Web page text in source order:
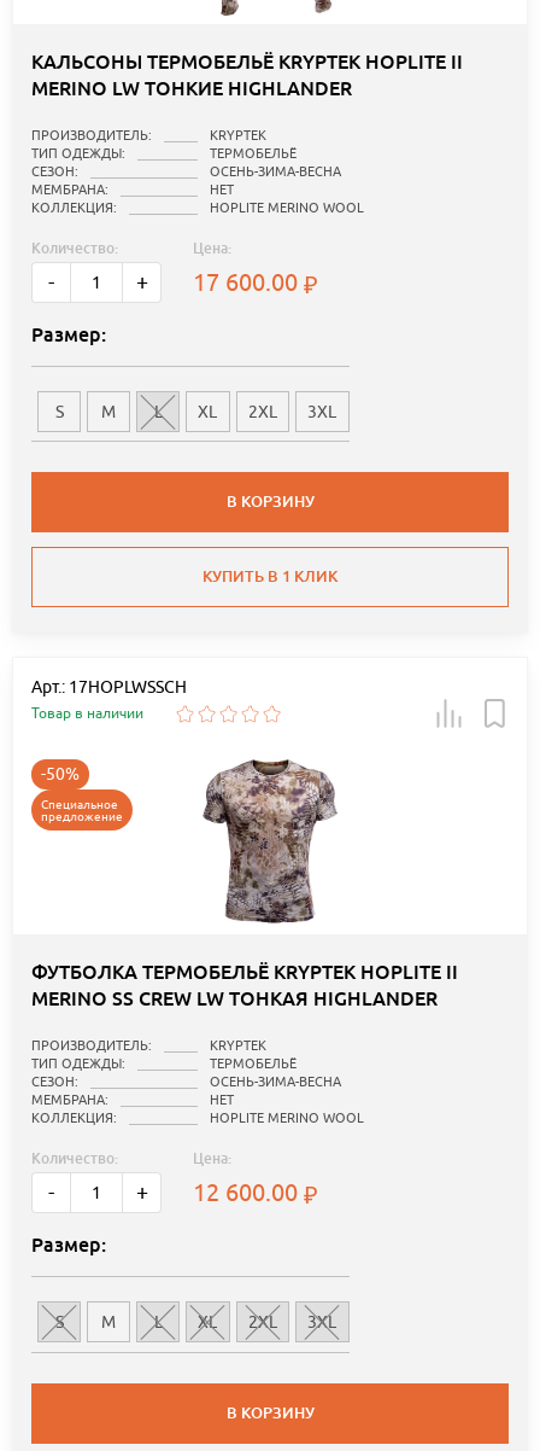
КАЛЬСОНЫ ТЕРМОБЕЛЬЁ KRYPTEK HOPLITE II
MERINO LW ТОНКИЕ HIGHLANDER
ПРОИЗВОДИТЕЛЬ:
KRYPTEK
ТИП ОДЕЖДЫ:
ТЕРМОБЕЛЬЁ
СЕЗОН:
ОСЕНЬ-ЗИМА-ВЕСНА
МЕМБРАНА:
НЕТ
КОЛЛЕКЦИЯ:
HOPLITE MERINO WOOL
Количество:
- +
Цена:
17 600.00
Размер:
S M L XL 2XL 3XL
В КОРЗИНУ
КУПИТЬ В 1 КЛИК
Арт.: 17HOPLWSSCH
Товар в наличии
-50%
Специальное
предложение
ФУТБОЛКА ТЕРМОБЕЛЬЁ KRYPTEK HOPLITE II
MERINO SS CREW LW ТОНКАЯ HIGHLANDER
ПРОИЗВОДИТЕЛЬ:
KRYPTEK
ТИП ОДЕЖДЫ:
ТЕРМОБЕЛЬЁ
СЕЗОН:
ОСЕНЬ-ЗИМА-ВЕСНА
МЕМБРАНА:
НЕТ
КОЛЛЕКЦИЯ:
HOPLITE MERINO WOOL
Количество:
- +
Цена:
12 600.00
Размер:
S M L XL 2XL 3XL
В КОРЗИНУ